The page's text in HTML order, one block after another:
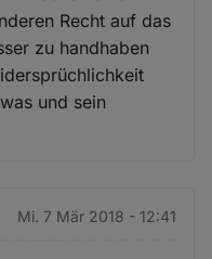
Recht auf das
zu handhaben
und sein
Mi. 7 Mär 2018 - 12:41